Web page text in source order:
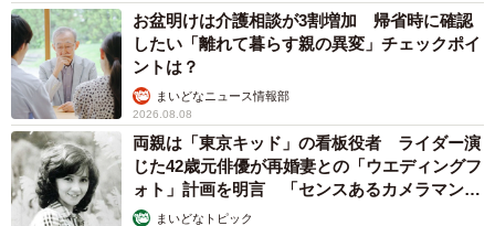
お盆明けは介護相談が3割増加 帰省時に確認
したい「離れて暮らす親の異変」チェックポイ
ントは？
まいどなニュース情報部
2026.08.08
両親は「東京キッド」の看板役者 ライダー演
じた42歳元俳優が再婚妻との「ウエディングフ
ォト」計画を明言 「センスあるカメラマン求
む」まいどなトピック